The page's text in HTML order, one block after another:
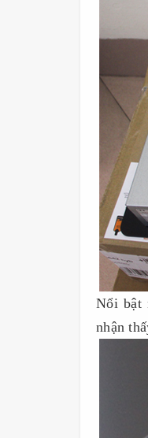
Nổi bật
nhận